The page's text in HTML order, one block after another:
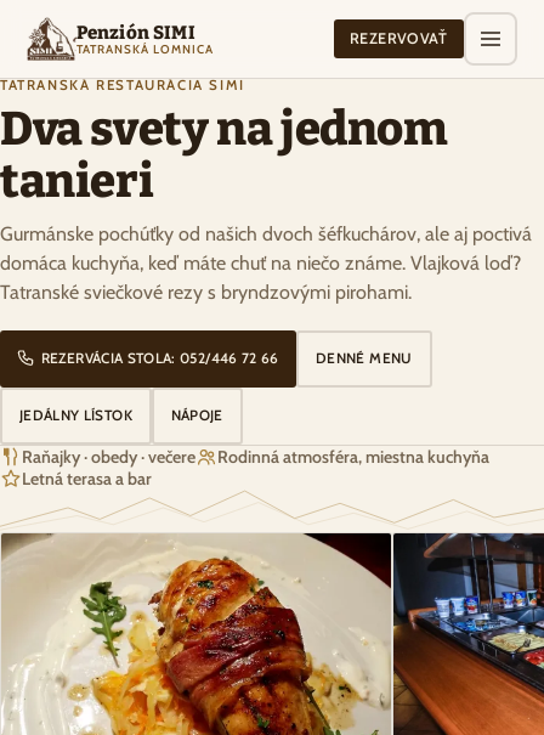
Penzión SIMI
TATRANSKÁ LOMNICA
REZERVOVAŤ
TATRANSKÁ REŠTAURÁCIA SIMI
Dva svety na jednom
tanieri
Gurmánske pochúťky od našich dvoch šéfkuchárov, ale aj poctivá
domáca kuchyňa, keď máte chuť na niečo známe. Vlajková loď?
Tatranské sviečkové rezy s bryndzovými pirohami.
REZERVÁCIA STOLA: 052/446 72 66 DENNÉ MENU
JEDÁLNY LÍSTOK NÁPOJE
Raňajky · obedy · večere
Rodinná atmosféra, miestna kuchyňa
Letná terasa a bar